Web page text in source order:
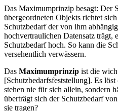
Das Maximumprinzip besagt: Der
übergeordneten Objekts richtet
Schutzbedarf der von ihm
hochvertraulichen Datensatz trägt,
Schutzbedarf hoch. So kann die
versehentlich verwässern.
Das Maximumprinzip ist die
[Schutzbedarfsfeststellung]. Es
stehen nie für sich allein, sondern
überträgt sich der Schutzbedarf
sie tragen?